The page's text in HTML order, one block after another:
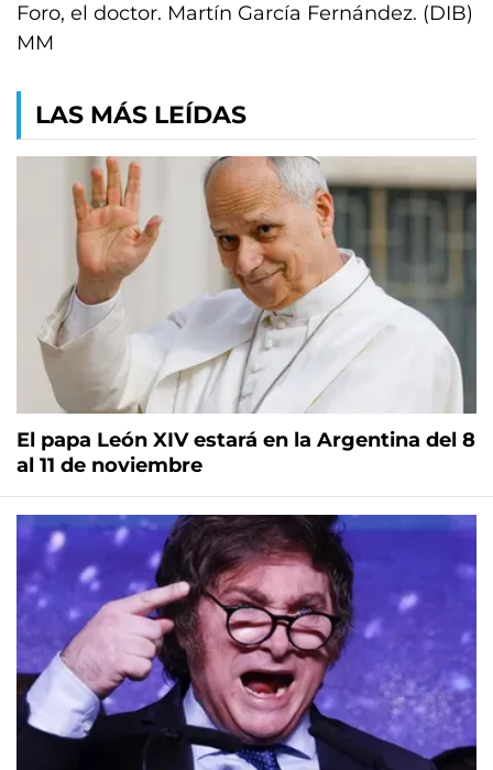
Foro, el doctor. Martín García Fernández. (DIB)
MM
LAS MÁS LEÍDAS
El papa León XIV estará en la Argentina del 8
al 11 de noviembre